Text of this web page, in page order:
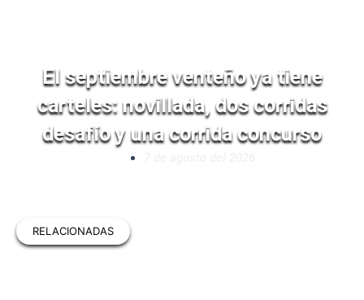
El septiembre venteño ya tiene
carteles: novillada, dos corridas
desafío y una corrida concurso
RELACIONADAS